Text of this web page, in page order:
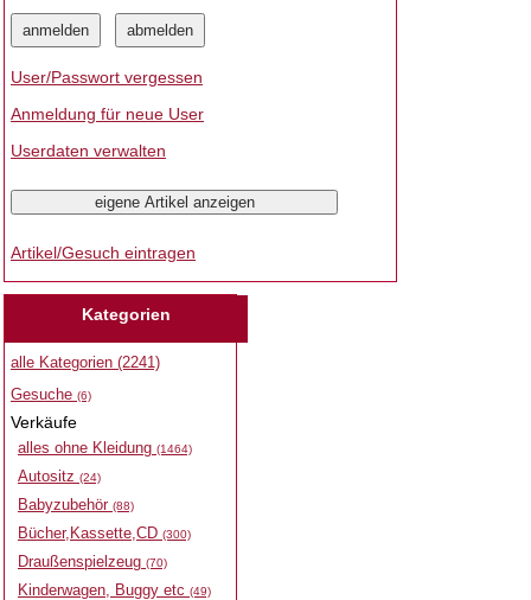
User/Passwort vergessen
Anmeldung für neue User
Userdaten verwalten
Artikel/Gesuch eintragen
Kategorien
alle Kategorien (2241)
Gesuche (6)
Verkäufe
alles ohne Kleidung (1464)
Autositz (24)
Babyzubehör (88)
Bücher,Kassette,CD (300)
Draußenspielzeug (70)
Kinderwagen, Buggy etc (49)